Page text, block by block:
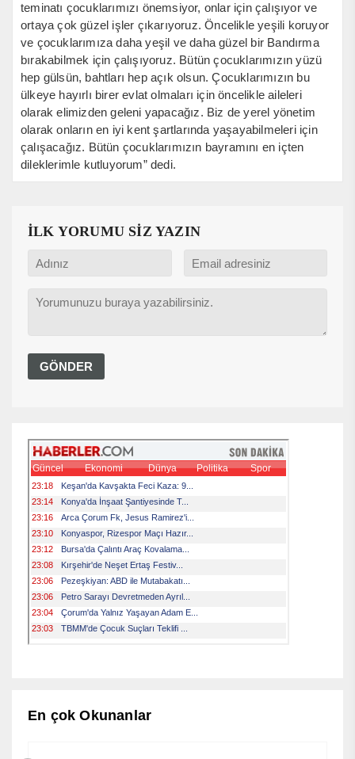
teminatı çocuklarımızı önemsiyor, onlar için çalışıyor ve
ortaya çok güzel işler çıkarıyoruz. Öncelikle yeşili koruyor
ve çocuklarımıza daha yeşil ve daha güzel bir Bandırma
bırakabilmek için çalışıyoruz. Bütün çocuklarımızın yüzü
hep gülsün, bahtları hep açık olsun. Çocuklarımızın bu
ülkeye hayırlı birer evlat olmaları için öncelikle aileleri
olarak elimizden geleni yapacağız. Biz de yerel yönetim
olarak onların en iyi kent şartlarında yaşayabilmeleri için
çalışacağız. Bütün çocuklarımızın bayramını en içten
dileklerimle kutluyorum” dedi.
İLK YORUMU SİZ YAZIN
En çok Okunanlar